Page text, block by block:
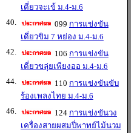
เดี่ยวจะเข้ ม.4-ม.6
40. 099 การแข่งขัน
เดี่ยวขิม 7 หย่อง ม.4-ม.6
42. 106 การแข่งขัน
เดี่ยวขลุ่ยเพียงออ ม.4-ม.6
44. 110 การแข่งขันขับ
ร้องเพลงไทย ม.4-ม.6
46. 124 การแข่งขันวง
เครื่องสายผสมปี่พาทย์ไม้นวม